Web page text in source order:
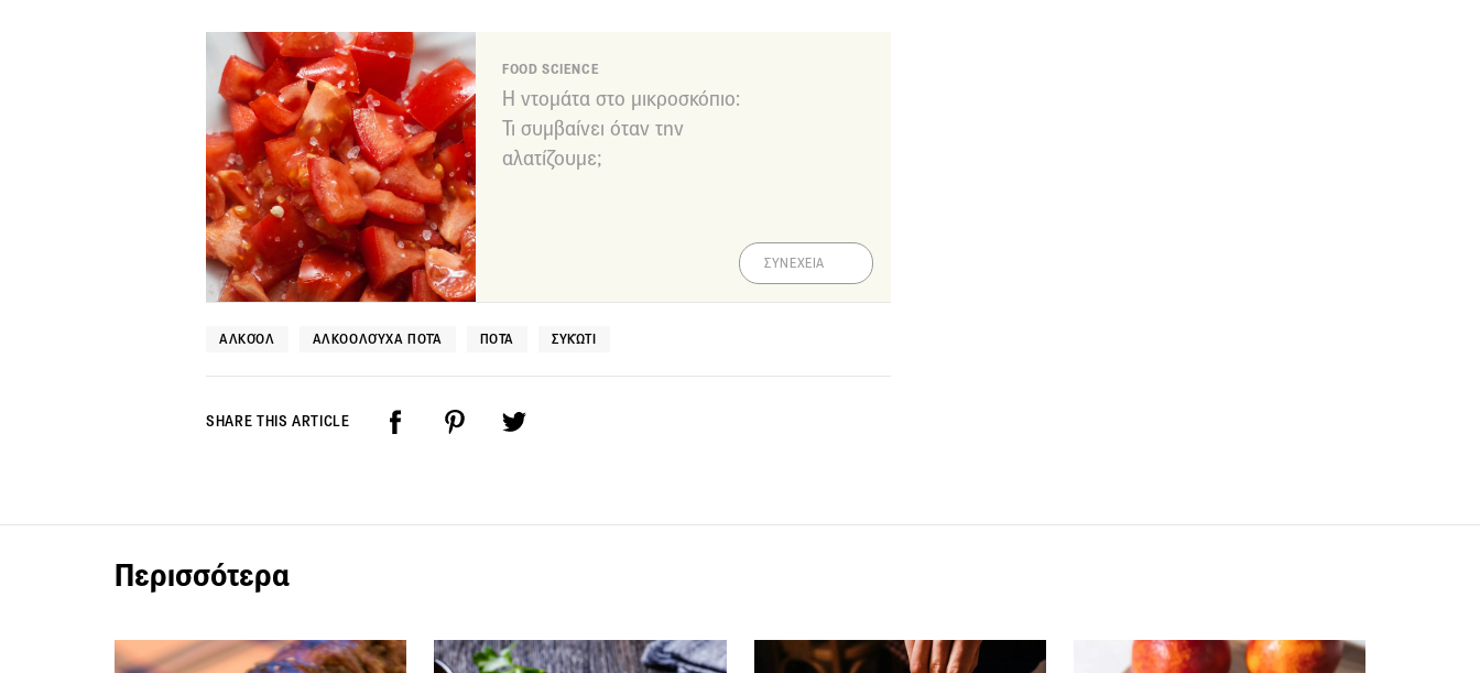
FOOD SCIENCE
Η ντομάτα στο μικροσκόπιο:
Τι συμβαίνει όταν την
αλατίζουμε;
ΣΥΝΕΧΕΙΑ
ΑΛΚΟΌΛ ΑΛΚΟΟΛΟΎΧΑ ΠΟΤΆ ΠΟΤΆ ΣΥΚΏΤΙ
SHARE THIS ARTICLE
Περισσότερα